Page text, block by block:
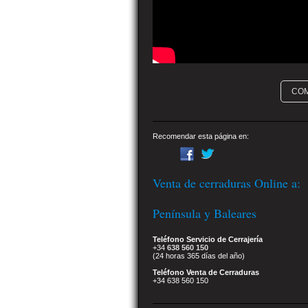
Recomendar esta página en:
Venta de cerraduras Online a:
Península y Baleares
Teléfono Servicio de Cerrajería
+34 638 560 150
(24 horas 365 días del año)
Teléfono Venta de Cerraduras
+34 638 560 150